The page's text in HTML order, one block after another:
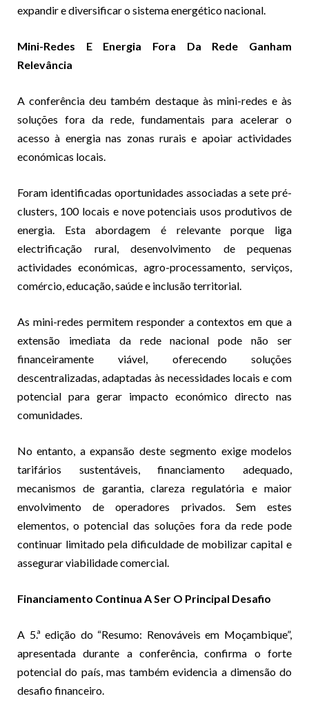
expandir e diversificar o sistema energético nacional.
Mini-Redes E Energia Fora Da Rede Ganham
Relevância
A conferência deu também destaque às mini-redes e às
soluções fora da rede, fundamentais para acelerar o
acesso à energia nas zonas rurais e apoiar actividades
económicas locais.
Foram identificadas oportunidades associadas a sete pré-
clusters, 100 locais e nove potenciais usos produtivos de
energia. Esta abordagem é relevante porque liga
electrificação rural, desenvolvimento de pequenas
actividades económicas, agro-processamento, serviços,
comércio, educação, saúde e inclusão territorial.
As mini-redes permitem responder a contextos em que a
extensão imediata da rede nacional pode não ser
financeiramente viável, oferecendo soluções
descentralizadas, adaptadas às necessidades locais e com
potencial para gerar impacto económico directo nas
comunidades.
No entanto, a expansão deste segmento exige modelos
tarifários sustentáveis, financiamento adequado,
mecanismos de garantia, clareza regulatória e maior
envolvimento de operadores privados. Sem estes
elementos, o potencial das soluções fora da rede pode
continuar limitado pela dificuldade de mobilizar capital e
assegurar viabilidade comercial.
Financiamento Continua A Ser O Principal Desafio
A 5.ª edição do “Resumo: Renováveis em Moçambique”,
apresentada durante a conferência, confirma o forte
potencial do país, mas também evidencia a dimensão do
desafio financeiro.